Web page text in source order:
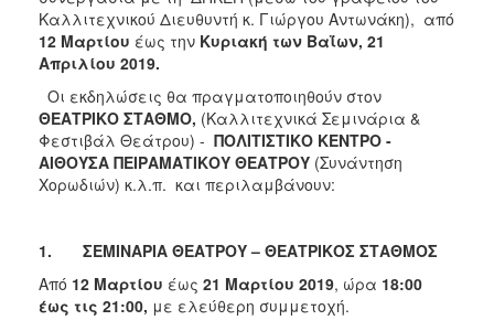
ΔΗΜΟΤΗΣ
ΕΠΙΣΚΕΠΤΗΣ
ΗΡΑΚΛΕΙΟ
Καλλιτεχνικού Διευθυντή κ. Γιώργου Αντωνάκη), από
12 Μαρτίου έως την Κυριακή των Βαΐων, 21
Απριλίου 2019.
Οι εκδηλώσεις θα πραγματοποιηθούν στον
ΘΕΑΤΡΙΚΟ ΣΤΑΘΜΟ, (Καλλιτεχνικά Σεμινάρια &
Φεστιβάλ Θεάτρου) - ΠΟΛΙΤΙΣΤΙΚΟ ΚΕΝΤΡΟ -
ΑΙΘΟΥΣΑ ΠΕΙΡΑΜΑΤΙΚΟΥ ΘΕΑΤΡΟΥ (Συνάντηση
Χορωδιών) κ.λ.π. και περιλαμβάνουν:
1. ΣΕΜΙΝΑΡΙΑ ΘΕΑΤΡΟΥ – ΘΕΑΤΡΙΚΟΣ ΣΤΑΘΜΟΣ
Από 12 Μαρτίου έως 21 Μαρτίου 2019, ώρα 18:00
έως τις 21:00, με ελεύθερη συμμετοχή.